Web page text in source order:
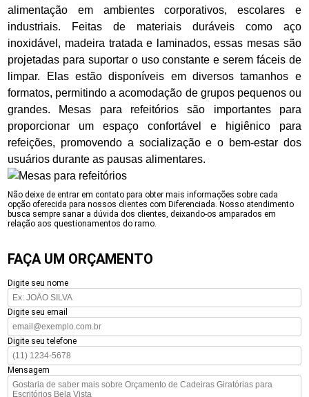
alimentação em ambientes corporativos, escolares e
industriais. Feitas de materiais duráveis como aço
inoxidável, madeira tratada e laminados, essas mesas são
projetadas para suportar o uso constante e serem fáceis de
limpar. Elas estão disponíveis em diversos tamanhos e
formatos, permitindo a acomodação de grupos pequenos ou
grandes. Mesas para refeitórios são importantes para
proporcionar um espaço confortável e higiênico para
refeições, promovendo a socialização e o bem-estar dos
usuários durante as pausas alimentares.
Não deixe de entrar em contato para obter mais informações sobre cada
opção oferecida para nossos clientes com Diferenciada. Nosso atendimento
busca sempre sanar a dúvida dos clientes, deixando-os amparados em
relação aos questionamentos do ramo.
FAÇA UM ORÇAMENTO
Digite seu nome
Digite seu email
Digite seu telefone
Mensagem